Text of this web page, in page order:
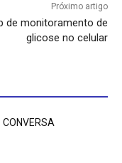
Próximo artigo
de monitoramento de
glicose no celular
CONVERSA